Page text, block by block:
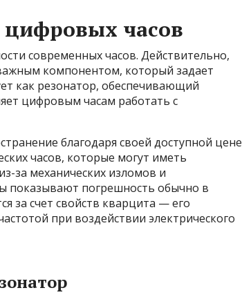
часов
современных часов. Действительно,
компонентом, который задает
как резонатор, обеспечивающий
цифровым часам работать с
благодаря своей доступной цене
часов, которые могут иметь
за механических изломов и
показывают погрешность обычно в
за счет свойств кварцита — его
при воздействии электрического